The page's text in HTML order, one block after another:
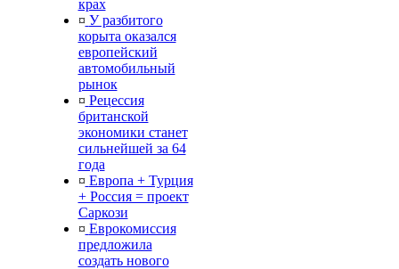
крах
¤ У разбитого
корыта оказался
европейский
автомобильный
рынок
¤ Рецессия
британской
экономики станет
сильнейшей за 64
года
¤ Европа + Турция
+ Россия = проект
Саркози
¤ Еврокомиссия
предложила
создать нового